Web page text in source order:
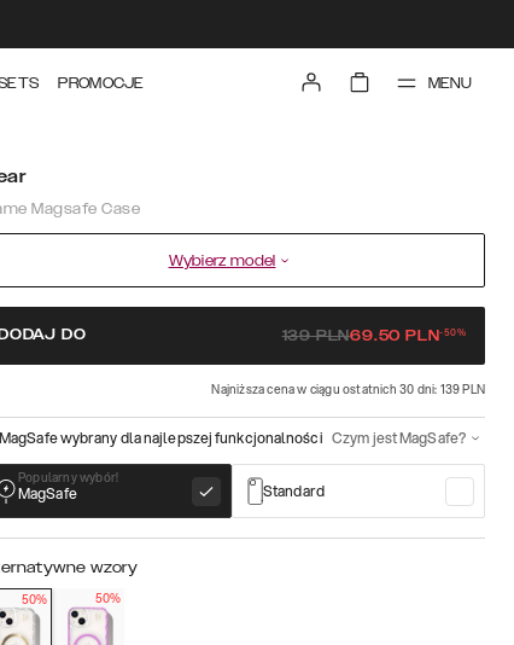
PROMOCJE MENU
Magsafe Case
Wybierz model
DODAJ DO 139PLN69.50 PLN-50%
Najniższa cena w ciągu ostatnich 30 dni: 139 PLN
MagSafe wybrany dla najlepszej funkcjonalności Czym jest MagSafe?
Popularny wybór!
MagSafe Standard
wzory
50% 50%